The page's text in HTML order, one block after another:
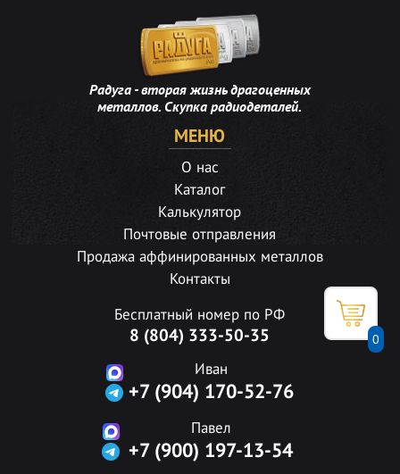
0
Радуга - вторая жизнь драгоценных
металлов. Скупка радиодеталей.
МЕНЮ
О нас
Каталог
Калькулятор
Почтовые отправления
Продажа аффинированных металлов
Контакты
Бесплатный номер по РФ
8 (804) 333-50-35
Иван
+7 (904) 170-52-76
Павел
+7 (900) 197-13-54